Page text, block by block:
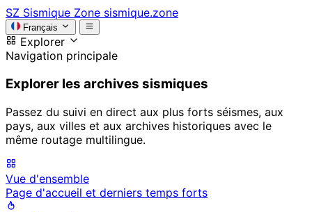
SZ Sismique Zone sismique.zone
Français
Explorer
Navigation principale
Explorer les archives sismiques
Passez du suivi en direct aux plus forts séismes, aux
pays, aux villes et aux archives historiques avec le
même routage multilingue.
Vue d'ensemble
Page d'accueil et derniers temps forts